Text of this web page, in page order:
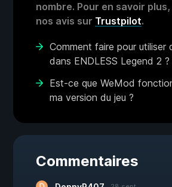
nombre. Pour en savoir
nos avis sur Trustpilot.
Comment faire pour utiliser
dans ENDLESS Legend 2 ?
Est-ce que WeMod
ma version du jeu ?
Commentaires